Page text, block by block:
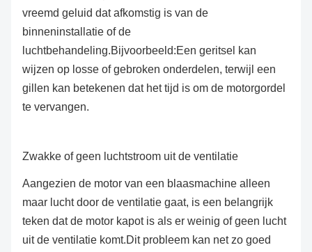
vreemd geluid dat afkomstig is van de
binneninstallatie of de
luchtbehandeling.Bijvoorbeeld:Een geritsel kan
wijzen op losse of gebroken onderdelen, terwijl een
gillen kan betekenen dat het tijd is om de motorgordel
te vervangen.
Zwakke of geen luchtstroom uit de ventilatie
Aangezien de motor van een blaasmachine alleen
maar lucht door de ventilatie gaat, is een belangrijk
teken dat de motor kapot is als er weinig of geen lucht
uit de ventilatie komt.Dit probleem kan net zo goed